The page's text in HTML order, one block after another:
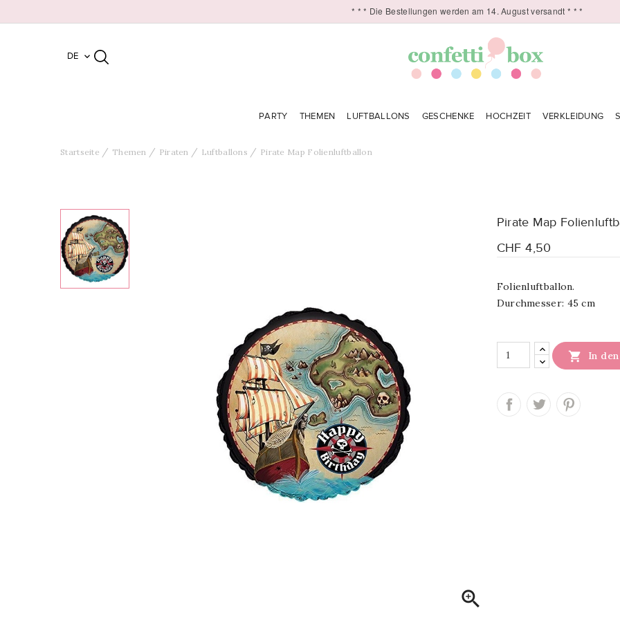
* * * Die Bestellungen werden am 14. August versandt * * *
DE 
PARTY THEMEN LUFTBALLONS GESCHENKE HOCHZEIT VERKLEIDUNG
Startseite Themen Piraten Luftballons Pirate Map Folienluftballon

Pirate Map
CHF 4,50
Folienluftballon.
Durchmesser: 45 cm
 In